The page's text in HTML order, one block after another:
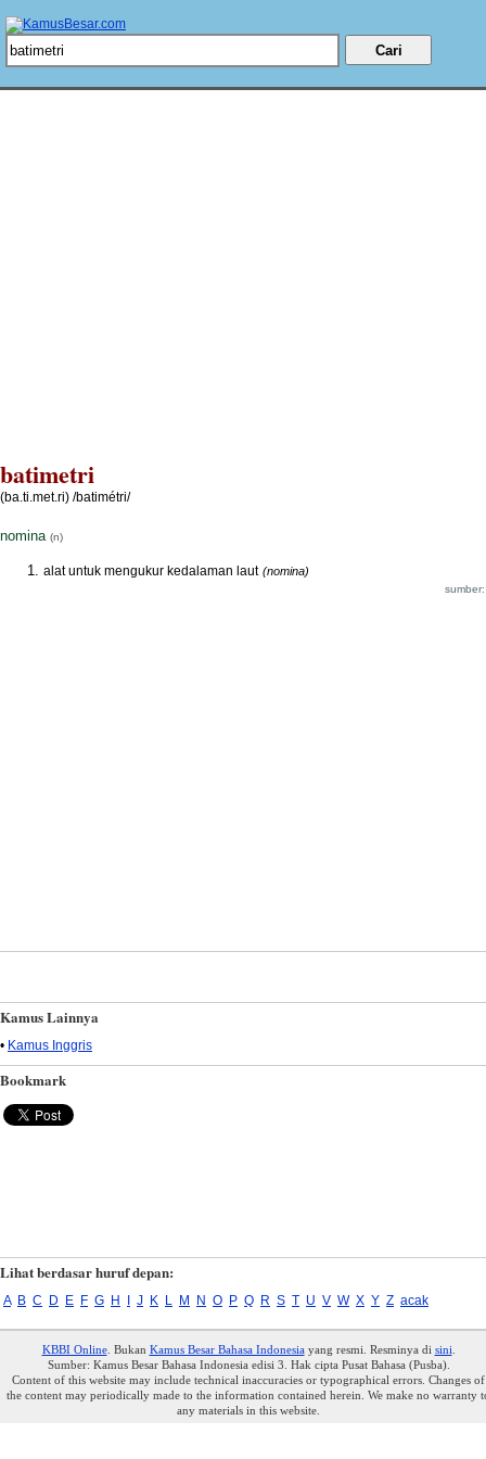
batimetri
(ba.ti.met.ri) /batimétri/
nomina (n)
alat untuk mengukur kedalaman laut (nomina)
Kamus Lainnya
• Kamus Inggris
Bookmark
Lihat berdasar huruf depan:
A B C D E F G H I J K L M N O P Q R S T U V W X Y Z acak
KBBI Online. Bukan Kamus Besar Bahasa Indonesiayang resmi. Resminya di sini
Sumber: Kamus Besar Bahasa Indonesia edisi 3. Hak cipta Pusat Bahasa (Pusba).
Content of this website may include technical inaccuracies or typographical errors. Changes of
the content may periodically made to the information contained herein. We make no warranty
any materials in this website.